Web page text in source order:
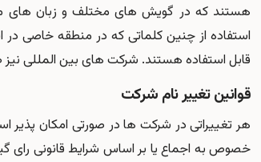
هستند که در گویش های مختلف و زبان های
استفاده از چنین کلماتی که در منطقه خاصی
قابل استفاده هستند. شرکت های بین المللی
قوانین تغییر نام شرکت
هر تغییراتی در شرکت ها در صورتی امکان
خصوص به اجماع یا بر اساس شرایط قانونی رای